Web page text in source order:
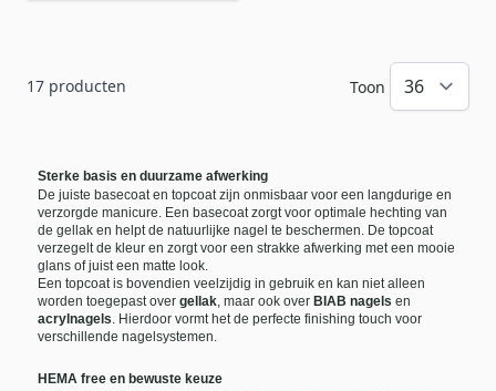
17 producten Toon
Sterke basis en duurzame afwerking
De juiste basecoat en topcoat zijn onmisbaar voor een langdurige en
verzorgde manicure. Een basecoat zorgt voor optimale hechting van
de gellak en helpt de natuurlijke nagel te beschermen. De topcoat
verzegelt de kleur en zorgt voor een strakke afwerking met een mooie
glans of juist een matte look.
Een topcoat is bovendien veelzijdig in gebruik en kan niet alleen
worden toegepast over gellak, maar ook over BIAB nagels en
acrylnagels. Hierdoor vormt het de perfecte finishing touch voor
verschillende nagelsystemen.
HEMA free en bewuste keuze